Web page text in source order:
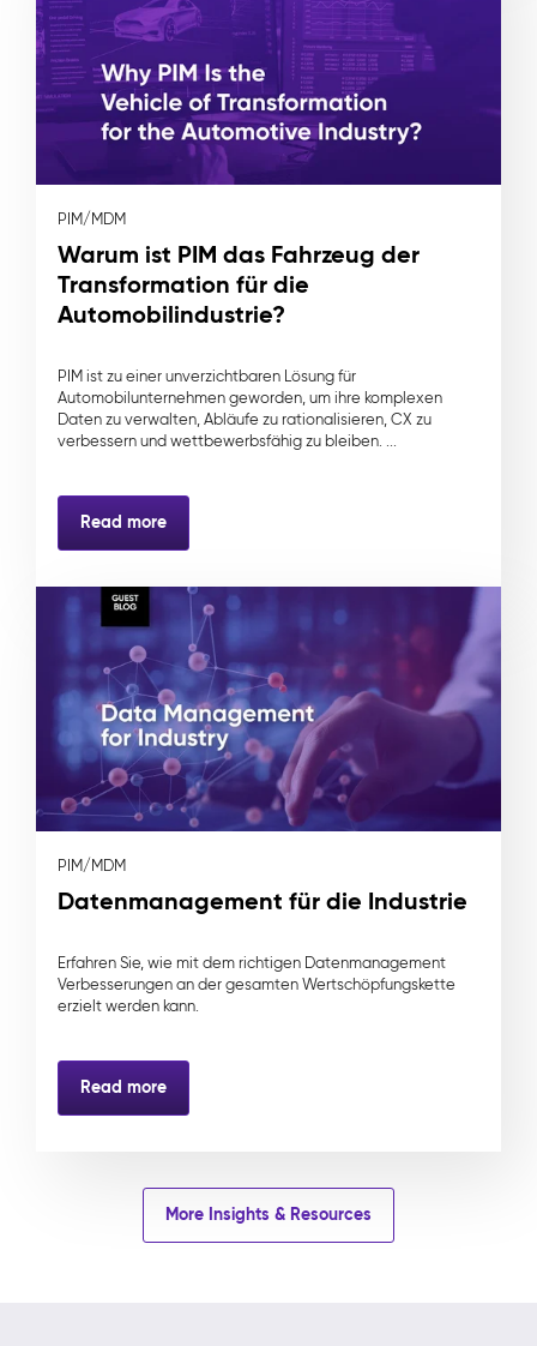
PIM/MDM
Warum ist PIM das Fahrzeug der
Transformation für die
Automobilindustrie?
PIM ist zu einer unverzichtbaren Lösung für
Automobilunternehmen geworden, um ihre komplexen
Daten zu verwalten, Abläufe zu rationalisieren, CX zu
verbessern und wettbewerbsfähig zu bleiben. ...
Read more
PIM/MDM
Datenmanagement für die Industrie
Erfahren Sie, wie mit dem richtigen Datenmanagement
Verbesserungen an der gesamten Wertschöpfungskette
erzielt werden kann.
Read more
More Insights & Resources